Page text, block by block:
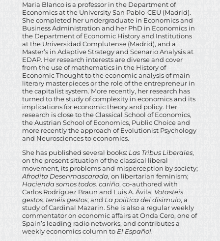
Maria Blanco is a professor in the Department of
Economics at the University San Pablo-CEU (Madrid).
She completed her undergraduate in Economics and
Business Administration and her PhD in Economics in
the Department of Economic History and Institutions
at the Universidad Complutense (Madrid), and a
Master’s in Adaptive Strategy and Scenario Analysis at
EDAP. Her research interests are diverse and cover
from the use of mathematics in the History of
Economic Thought to the economic analysis of main
literary masterpieces or the role of the entrepreneur in
the capitalist system. More recently, her research has
turned to the study of complexity in economics and its
implications for economic theory and policy. Her
research is close to the Classical School of Economics,
the Austrian School of Economics, Public Choice and
more recently the approach of Evolutionist Psychology
and Neurosciences to economics.
She has published several books: Las Tribus Liberales,
on the present situation of the classical liberal
movement, its problems and misperception by society;
Afrodita Desenmascarada, on libertarian feminism;
Hacienda somos todos, cariño, co-authored with
Carlos Rodríguez Braun and Luis A. Ávila; Votasteis
gestos, tenéis gestos; and La política del disimulo, a
study of Cardinal Mazarin. She is also a regular weekly
commentator on economic affairs at Onda Cero, one of
Spain’s leading radio networks, and contributes a
weekly economics column to El Español.